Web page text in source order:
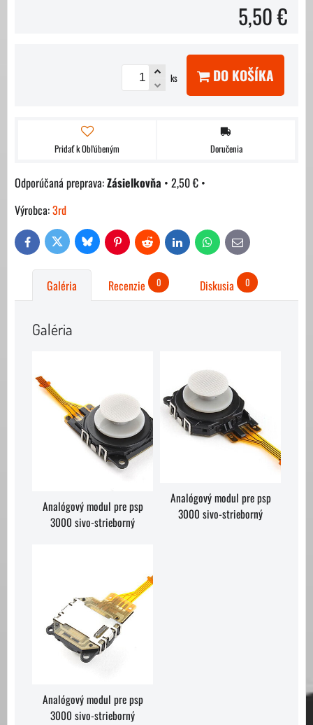
5,50 €
ks DO KOŠÍKA
Pridať k Obľúbeným Doručenia
Zásielkovňa • 2,50 € •
Výrobca:3rd
FacebookTwitter Bluesky PinterestReddit LinkedIn WhatsAppE-
mail
Galéria Recenzie 0 Diskusia 0
Galéria
Analógový modul pre psp
3000 sivo-strieborný
Analógový modul pre psp
3000 sivo-strieborný
Analógový modul pre psp
3000 sivo-strieborný